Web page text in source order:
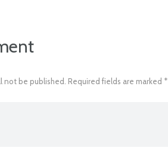
not be published. Required fields are marked *